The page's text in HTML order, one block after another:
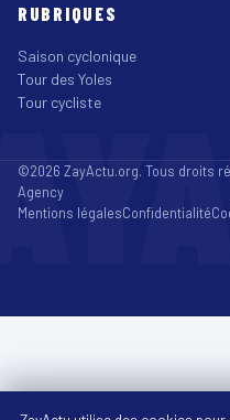
RUBRIQUES
Saison cyclonique
Tour des Yoles
Tour cycliste
©2026 ZayActu.org. Tous droits
Agency
Mentions légalesConfidentialité